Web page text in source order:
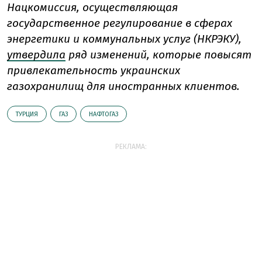
Нацкомиссия, осуществляющая
государственное регулирование в сферах
энергетики и коммунальных услуг (НКРЭКУ),
утвердила ряд изменений, которые повысят
привлекательность украинских
газохранилищ для иностранных клиентов.
ТУРЦИЯ ГАЗ НАФТОГАЗ
РЕКЛАМА: